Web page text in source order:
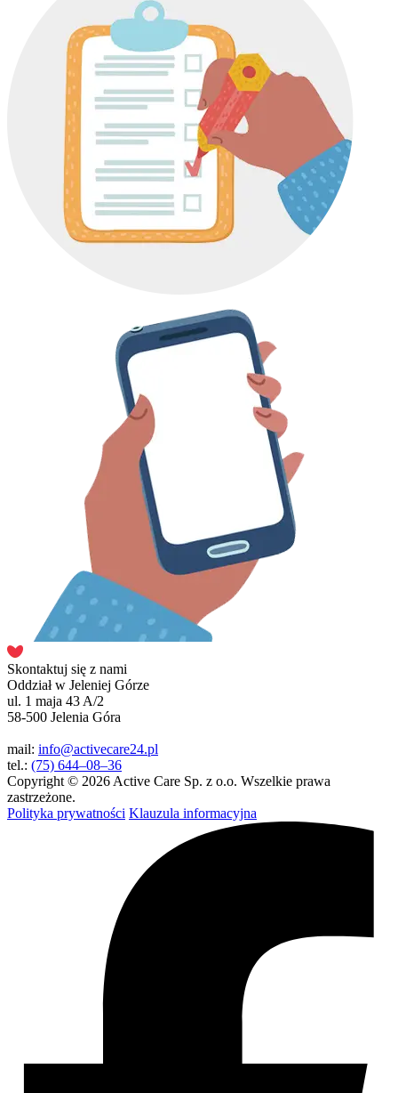
Skontaktuj się z nami
Oddział w Jeleniej Górze
ul. 1 maja 43 A/2
58-500 Jelenia Góra
mail: info@activecare24.pl
tel.: (75) 644–08–36
Copyright © 2026 Active Care Sp. z o.o. Wszelkie prawa
zastrzeżone.
Polityka prywatności Klauzula informacyjna